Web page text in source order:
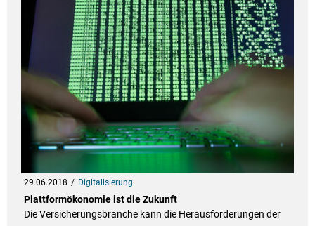
29.06.2018 Digitalisierung
Plattformökonomie ist die Zukunft
Die Versicherungsbranche kann die Herausforderungen der